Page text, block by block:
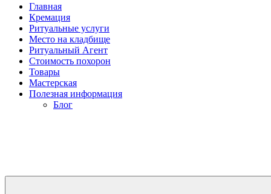
Главная
Кремация
Ритуальные услуги
Место на кладбище
Ритуальный Агент
Стоимость похорон
Товары
Мастерская
Полезная информация
Блог